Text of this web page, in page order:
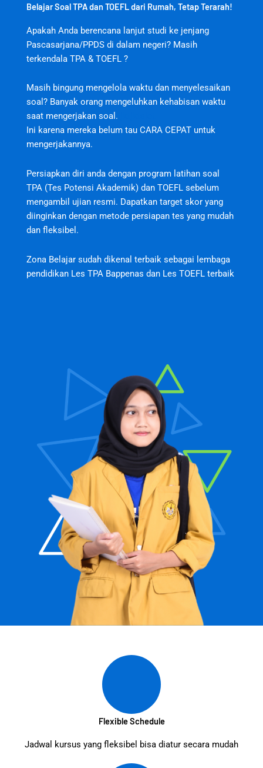
Belajar Soal TPA dan TOEFL dari Rumah, Tetap Terarah!
Apakah Anda berencana lanjut studi ke jenjang
Pascasarjana/PPDS di dalam negeri? Masih
terkendala TPA & TOEFL ?
Masih bingung mengelola waktu dan menyelesaikan
soal? Banyak orang mengeluhkan kehabisan waktu
saat mengerjakan soal.
Ini karena mereka belum tau CARA CEPAT untuk
mengerjakannya.
Persiapkan diri anda dengan program latihan soal
TPA (Tes Potensi Akademik) dan TOEFL sebelum
mengambil ujian resmi. Dapatkan target skor yang
diinginkan dengan metode persiapan tes yang mudah
dan fleksibel.
Zona Belajar sudah dikenal terbaik sebagai lembaga
pendidikan Les TPA Bappenas dan Les TOEFL terbaik
Flexible Schedule
Jadwal kursus yang fleksibel bisa diatur secara mudah